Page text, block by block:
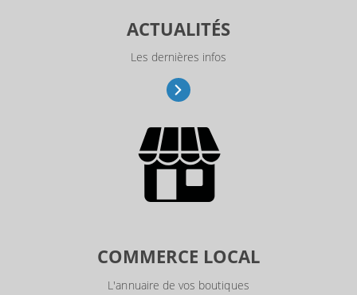
ACTUALITÉS
Les dernières infos
COMMERCE LOCAL
L'annuaire de vos boutiques